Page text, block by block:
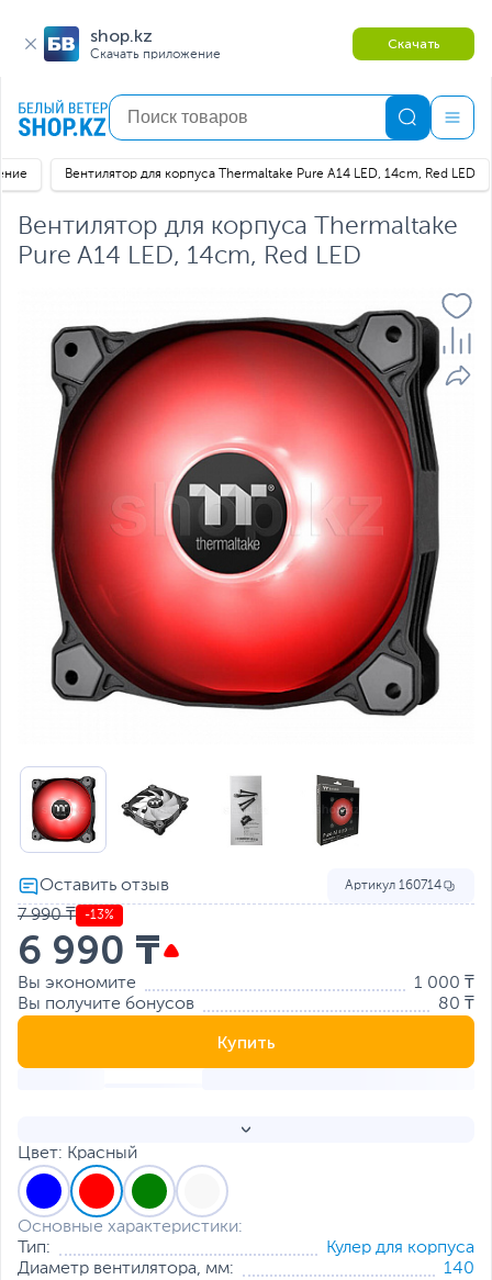
shop.kz
Скачать приложение
Скачать
Вентилятор для корпуса Thermaltake Pure A14 LED, 14cm, Red LED
Вентилятор для корпуса Thermaltake
Pure A14 LED, 14cm, Red LED
Цвет: Красный
Основные характеристики:
Тип:
Кулер для корпуса
Диаметр вентилятора, мм:
140
Артикул 160714
7 990 ₸ -13%
6 990 ₸
Вы экономите
1 000 ₸
Вы получите бонусов
80 ₸
Купить